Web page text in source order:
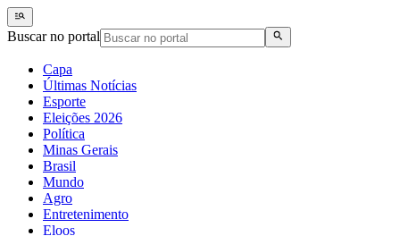
Buscar no portal
Capa
Últimas Notícias
Esporte
Eleições 2026
Política
Minas Gerais
Brasil
Mundo
Agro
Entretenimento
Eloos